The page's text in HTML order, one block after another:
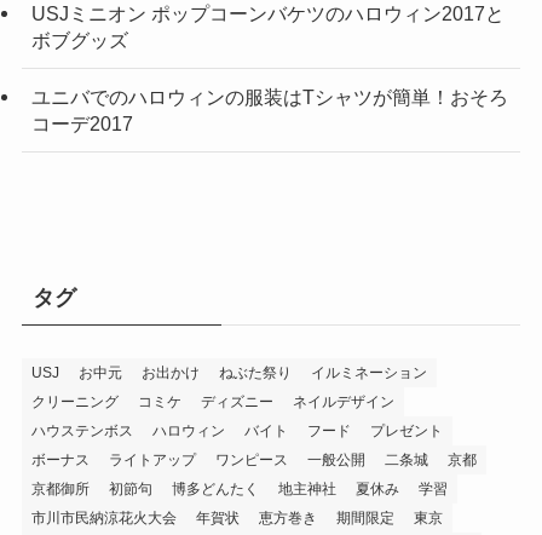
USJミニオン ポップコーンバケツのハロウィン2017と
ボブグッズ
ユニバでのハロウィンの服装はTシャツが簡単！おそろ
コーデ2017
タグ
USJ お中元 お出かけ ねぶた祭り
イルミネーション
クリーニング
コミケ ディズニー
ネイルデザイン
ハウステンボス
ハロウィン バイト フード
プレゼント
ボーナス
ライトアップ ワンピース 一般公開 二条城
京都
京都御所
初節句 博多どんたく 地主神社 夏休み
学習
市川市民納涼花火大会
年賀状 恵方巻き 期間限定 東京